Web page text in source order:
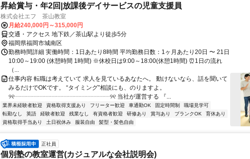
昇給賞与・年2回|放課後デイサービスの児童支援員
株式会社エフ 茶山教室
月給240,000円～315,000円
交通・アクセス 地下鉄／茶山駅より徒歩5分
福岡県福岡市城南区
勤務時間詳細 実働時間：1日あたり8時間 平均勤務日数：1ヶ月あたり20日 〜 21日
10:00～19:00 (休憩時間 1時間) ※休校日は9:00～18:00(休憩1時間) ⏰1日の流れ
（...
仕事内容 転職は考えていて 求人を見ているあなたへ。 動けないなら、話を聞いて
みるだけでOKです。 “タイミング”相談にも、のりますよ。
୨୧┈┈┈┈┈┈┈┈┈┈┈┈┈┈┈┈୨୧ 当社が運営する 『...
業界未経験者歓迎 資格取得支援あり フリーター歓迎 車通勤OK 固定時間制
職場見学可
転勤なし
英語 経験者歓迎 残業なし 有資格者歓迎 研修あり 賞与あり ブランクOK
育休あり
資格取得手当あり
土日祝休み 服装自由 髪型・髪色自由
正社員
個別塾の教室運営(カジュアルな会社説明会)